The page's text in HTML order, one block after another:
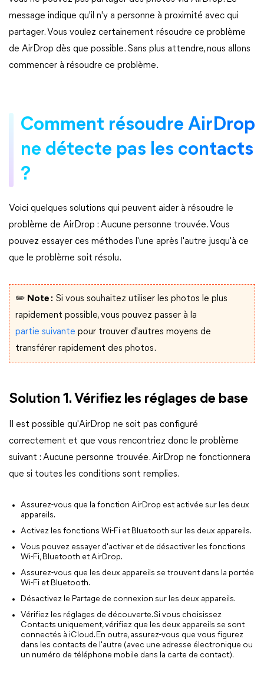
message indique qu'il n'y a personne à proximité avec qui
partager. Vous voulez certainement résoudre ce problème
de AirDrop dès que possible. Sans plus attendre, nous allons
commencer à résoudre ce problème.
Comment résoudre AirDrop
ne détecte pas les contacts
?
Voici quelques solutions qui peuvent aider à résoudre le
problème de AirDrop : Aucune personne trouvée. Vous
pouvez essayer ces méthodes l'une après l'autre jusqu'à ce
que le problème soit résolu.
✏️ Note : Si vous souhaitez utiliser les photos le plus
rapidement possible, vous pouvez passer à la
partie suivante pour trouver d'autres moyens de
transférer rapidement des photos.
Solution 1. Vérifiez les réglages de base
Il est possible qu'AirDrop ne soit pas configuré
correctement et que vous rencontriez donc le problème
suivant : Aucune personne trouvée. AirDrop ne fonctionnera
que si toutes les conditions sont remplies.
Assurez-vous que la fonction AirDrop est activée sur les deux
appareils.
Activez les fonctions Wi-Fi et Bluetooth sur les deux appareils.
Vous pouvez essayer d'activer et de désactiver les fonctions
Wi-Fi, Bluetooth et AirDrop.
Assurez-vous que les deux appareils se trouvent dans la portée
Wi-Fi et Bluetooth.
Désactivez le Partage de connexion sur les deux appareils.
Vérifiez les réglages de découverte. Si vous choisissez
Contacts uniquement, vérifiez que les deux appareils se sont
connectés à iCloud. En outre, assurez-vous que vous figurez
dans les contacts de l'autre (avec une adresse électronique ou
un numéro de téléphone mobile dans la carte de contact).